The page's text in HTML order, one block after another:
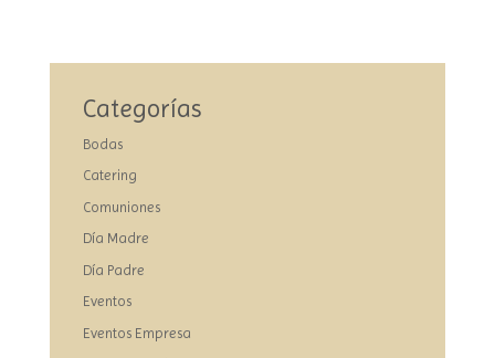
Categorías
Bodas
Catering
Comuniones
Día Madre
Día Padre
Eventos
Eventos Empresa